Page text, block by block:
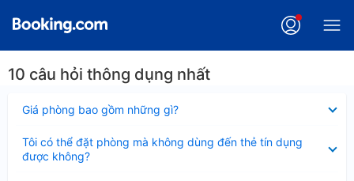
10 câu hỏi thông dụng nhất
Giá phòng bao gồm những gì?
thu
Tôi có thể đặt phòng mà không dùng đến thẻ tín dụng
được không?
thu
gọn